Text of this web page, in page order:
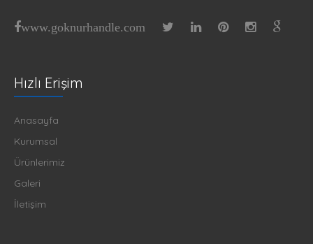
www.goknurhandle.com
Hızlı Erişim
Anasayfa
Kurumsal
Ürünlerimiz
Galeri
İletişim